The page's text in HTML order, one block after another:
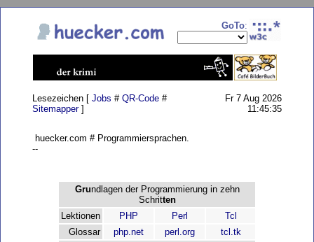
GoTo:
Lesezeichen [ Jobs # QR-Code #
Sitemapper]
Fr 7 Aug 2026
11:45:35
huecker.com # Programmiersprachen.
--
Grundlagen der Programmierung in zehn
Schritten
Lektionen
PHP Perl
Tcl
Glossar
php.net perl.org
tcl.tk